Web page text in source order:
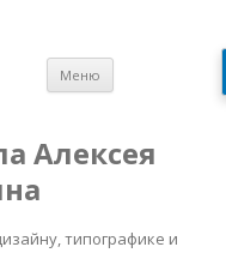
Алексея
типографике и
Меню
содержимому